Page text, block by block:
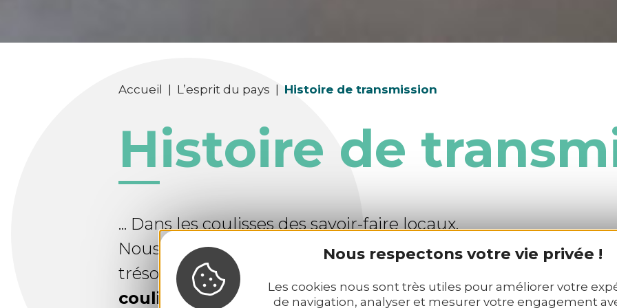
Nous respectons votre vie privée !
Les cookies nous sont très utiles pour améliorer votre
de navigation, analyser et mesurer votre engagement
Accueil L’esprit du pays Histoire de transmission
Histoire de
... Dans les coulisses des savoir-faire locaux.
Nous vous emmenons en voyageau cœur des savoir-faire
trésors cachés du Kreiz Breizh. Une occasion incomparable
coulisses de la créationet de rencontrer des passionnés